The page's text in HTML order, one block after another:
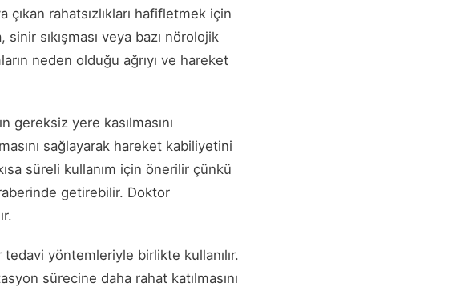
rahatsızlıkları hafifletmek için
sıkışması veya bazı nörolojik
neden olduğu ağrıyı ve hareket
yere kasılmasını
sağlayarak hareket kabiliyetini
süreli kullanım için önerilir çünkü
getirebilir. Doktor
yöntemleriyle birlikte kullanılır.
sürecine daha rahat katılmasını